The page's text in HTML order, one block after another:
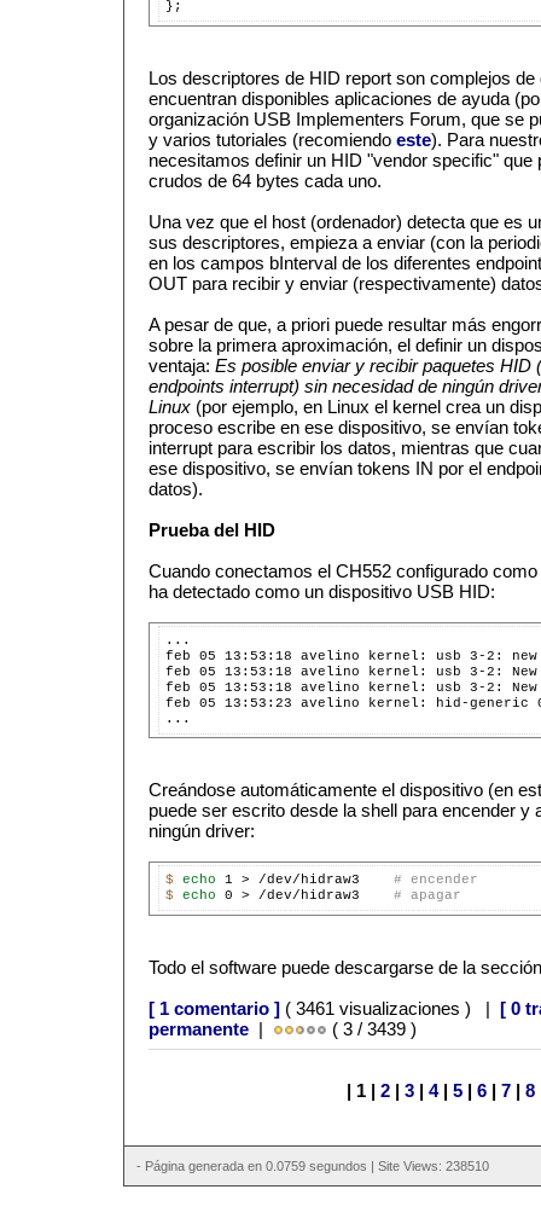
Los descriptores de HID report son complejos
encuentran disponibles aplicaciones de ayuda
organización USB Implementers Forum, que se
y varios tutoriales (recomiendo este). Para
necesitamos definir un HID "vendor specific"
crudos de 64 bytes cada uno.
Una vez que el host (ordenador) detecta que es
sus descriptores, empieza a enviar (con la
en los campos bInterval de los diferentes
OUT para recibir y enviar (respectivamente)
A pesar de que, a priori puede resultar más
sobre la primera aproximación, el definir un
ventaja: Es posible enviar y recibir paquetes HID
endpoints interrupt) sin necesidad de ningún
Linux (por ejemplo, en Linux el kernel crea un
proceso escribe en ese dispositivo, se envían
interrupt para escribir los datos, mientras que
ese dispositivo, se envían tokens IN por el
datos).
Prueba del HID
Cuando conectamos el CH552 configurado
ha detectado como un dispositivo USB HID:
...
feb 05 13:53:18 avelino kernel: usb 3-2: new
feb 05 13:53:18 avelino kernel: usb 3-2: New
feb 05 13:53:18 avelino kernel: usb 3-2: New
feb 05 13:53:23 avelino kernel: hid-generic
Creándose automáticamente el dispositivo (en
puede ser escrito desde la shell para encender y
ningún driver:
$ echo 1 > /dev/hidraw3 # encender
$ echo 0 > /dev/hidraw3 # apagar
Todo el software puede descargarse de la
[ 1 comentario ] ( 3461 visualizaciones ) | [ 0
permanente | ( 3 / 3439 )
| 1 | 2 | 3 | 4| 5 | 6 | 7 | 8
- Página generada en 0.0759 segundos | Site Views: 238510